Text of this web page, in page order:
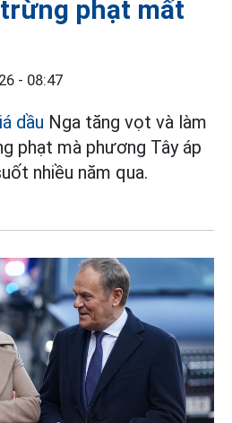
trừng phạt mất
- 08:47
dầu Nga tăng vọt và làm
phạt mà phương Tây áp
nhiều năm qua.